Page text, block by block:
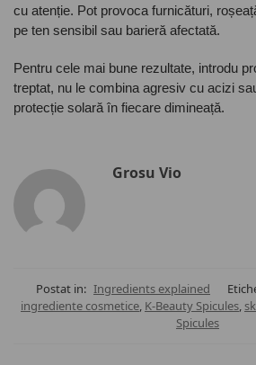
cu atenție. Pot provoca furnicături,
pe ten sensibil sau barieră afectată.
Pentru cele mai bune rezultate, introdu
treptat, nu le combina agresiv cu acizi
protecție solară în fiecare dimineață.
Grosu Vio
Postat in: Ingredients explained
ingrediente cosmetice, K-Beauty Spicules,
Spicules